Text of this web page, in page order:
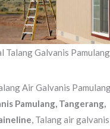
Talang Galvanis Pamulang
Air Galvanis
Pamulang, Tangerang,
, Talang air